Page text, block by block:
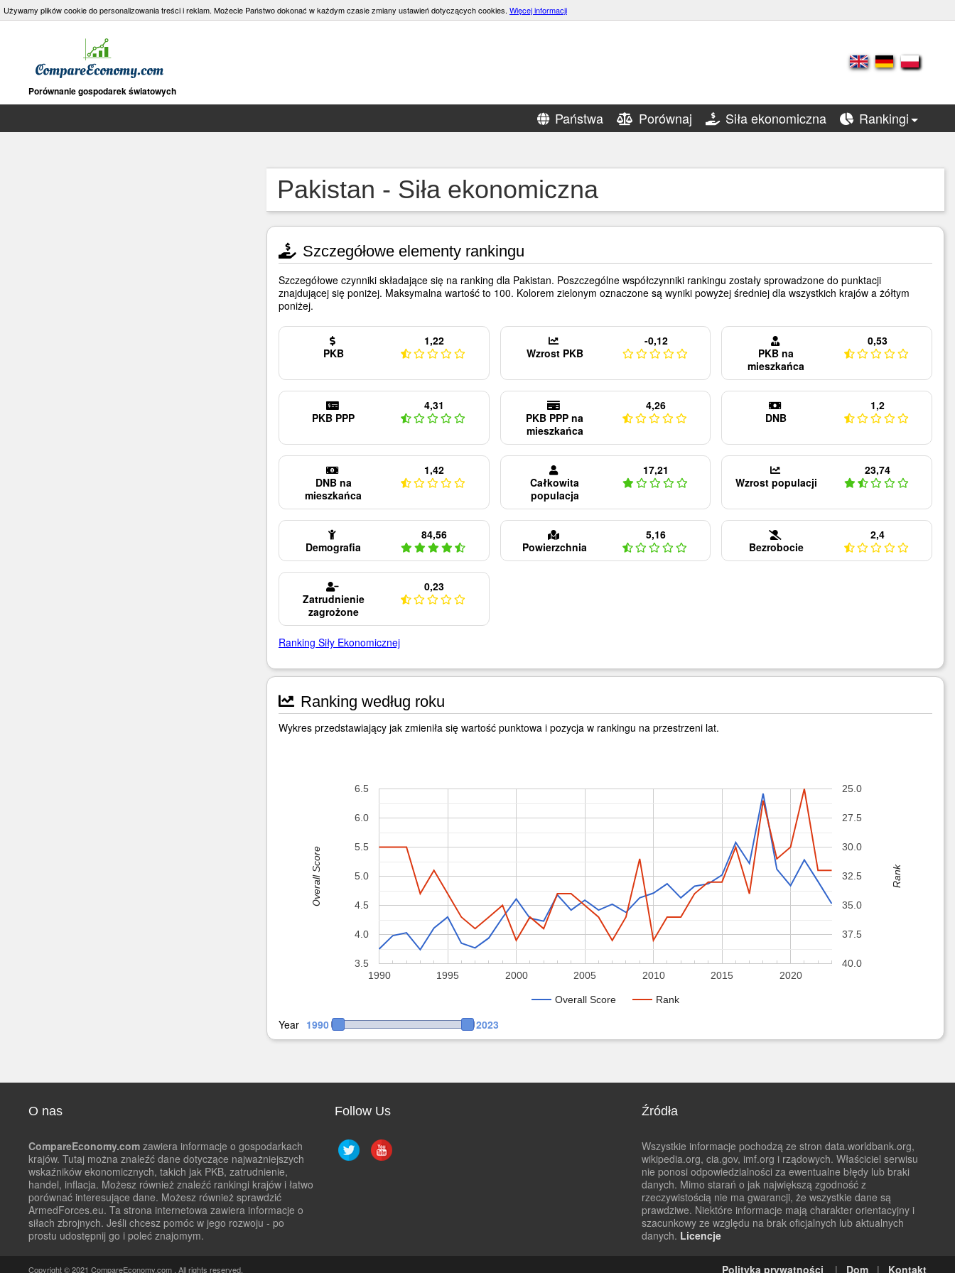
Używamy plików cookie do personalizowania treści i reklam. Możecie Państwo dokonać w każdym czasie zmiany ustawień dotyczących cookies. Więcej informacji
Porównanie gospodarek światowych
Państwa Porównaj Siła ekonomiczna Rankingi
Pakistan - Siła ekonomiczna
Szczegółowe elementy rankingu
Szczegółowe czynniki składające się na ranking dla Pakistan. Poszczególne współczynniki rankingu zostały sprowadzone do punktacji
znajdującej się poniżej. Maksymalna wartość to 100. Kolorem zielonym oznaczone są wyniki powyżej średniej dla wszystkich krajów a żółtym
poniżej.
PKB
1,22
Wzrost PKB
-0,12
PKB na
mieszkańca
0,53
PKB PPP
4,31
PKB PPP na
mieszkańca
4,26
DNB
1,2
DNB na
mieszkańca
1,42
Całkowita
populacja
17,21
Wzrost populacji
23,74
Demografia
84,56
Powierzchnia
5,16
Bezrobocie
2,4
Zatrudnienie
zagrożone
0,23
Ranking Siły Ekonomicznej
Ranking według roku
Wykres przedstawiający jak zmieniła się wartość punktowa i pozycja w rankingu na przestrzeni lat.
Overall Score Rank
1990 1995 2000 2005 2010 2015 2020
3.5
4.0
4.5
5.0
5.5
6.0
6.5 25.0
27.5
30.0
32.5
35.0
37.5
40.0
Overall Score Rank
Year 1990 2023
O nas
CompareEconomy.com zawiera informacje o gospodarkach
krajów. Tutaj można znaleźć dane dotyczące najważniejszych
wskaźników ekonomicznych, takich jak PKB, zatrudnienie,
handel, inflacja. Możesz również znaleźć rankingi krajów i łatwo
porównać interesujące dane. Możesz również sprawdzić
ArmedForces.eu. Ta strona internetowa zawiera informacje o
siłach zbrojnych. Jeśli chcesz pomóc w jego rozwoju - po
prostu udostępnij go i poleć znajomym.
Follow Us Źródła
Wszystkie informacje pochodzą ze stron data.worldbank.org,
wikipedia.org, cia.gov, imf.org i rządowych. Właściciel serwisu
nie ponosi odpowiedzialności za ewentualne błędy lub braki
danych. Mimo starań o jak największą zgodność z
rzeczywistością nie ma gwarancji, że wszystkie dane są
prawdziwe. Niektóre informacje mają charakter orientacyjny i
szacunkowy ze względu na brak oficjalnych lub aktualnych
danych. Licencje
Copyright © 2021 CompareEconomy.com . All rights reserved. Polityka prywatności | Dom | Kontakt